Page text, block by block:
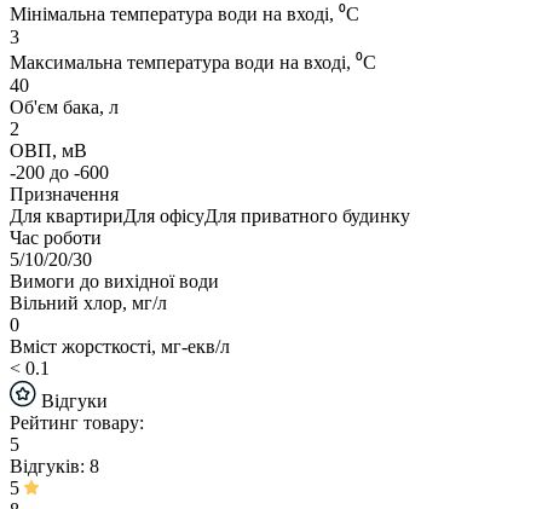
Мінімальна температура води на вході, ⁰С
3
Максимальна температура води на вході, ⁰С
40
Об'єм бака, л
2
ОВП, мВ
-200 до -600
Призначення
Для квартириДля офісуДля приватного будинку
Час роботи
5/10/20/30
Вимоги до вихідної води
Вільний хлор, мг/л
0
Вміст жорсткості, мг-екв/л
< 0.1
Відгуки
Рейтинг товару:
5
Відгуків: 8
5